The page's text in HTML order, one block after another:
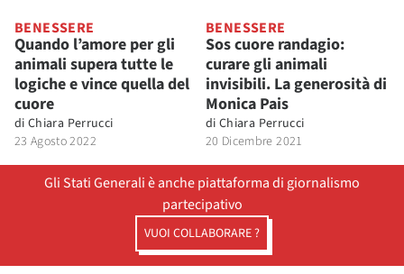
BENESSERE
Quando l’amore per gli
animali supera tutte le
logiche e vince quella del
cuore
di Chiara Perrucci
23 Agosto 2022
BENESSERE
Sos cuore randagio:
curare gli animali
invisibili. La generosità di
Monica Pais
di Chiara Perrucci
20 Dicembre 2021
Gli Stati Generali è anche piattaforma di giornalismo
partecipativo
VUOI COLLABORARE ?